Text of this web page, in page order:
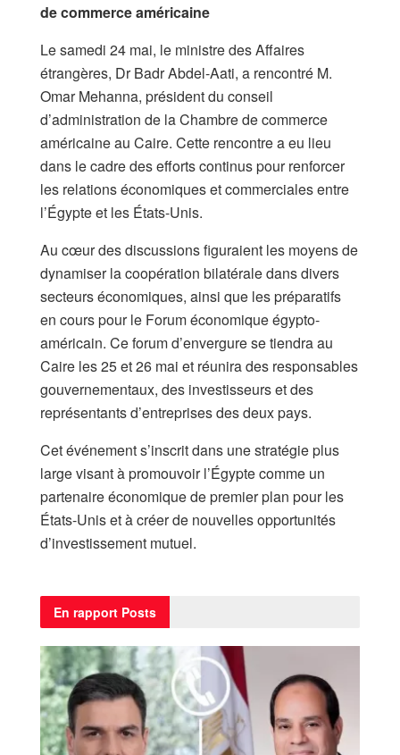
de commerce américaine
Le samedi 24 mai, le ministre des Affaires
étrangères, Dr Badr Abdel-Aati, a rencontré M.
Omar Mehanna, président du conseil
d’administration de la Chambre de commerce
américaine au Caire. Cette rencontre a eu lieu
dans le cadre des efforts continus pour renforcer
les relations économiques et commerciales entre
l’Égypte et les États-Unis.
Au cœur des discussions figuraient les moyens de
dynamiser la coopération bilatérale dans divers
secteurs économiques, ainsi que les préparatifs
en cours pour le Forum économique égypto-
américain. Ce forum d’envergure se tiendra au
Caire les 25 et 26 mai et réunira des responsables
gouvernementaux, des investisseurs et des
représentants d’entreprises des deux pays.
Cet événement s’inscrit dans une stratégie plus
large visant à promouvoir l’Égypte comme un
partenaire économique de premier plan pour les
États-Unis et à créer de nouvelles opportunités
d’investissement mutuel.
En rapport Posts